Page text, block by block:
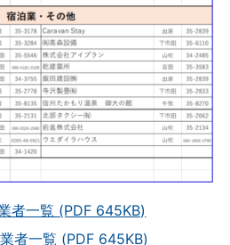
者一覧 (PDF 645KB)
者一覧 (PDF 645KB)